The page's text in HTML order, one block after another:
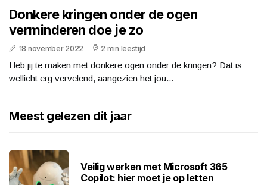
Donkere kringen onder de ogen
verminderen doe je zo
18 november 2022 2 min leestijd
Heb jij te maken met donkere ogen onder de kringen? Dat is
wellicht erg vervelend, aangezien het jou...
Meest gelezen dit jaar
Veilig werken met Microsoft 365
Copilot: hier moet je op letten